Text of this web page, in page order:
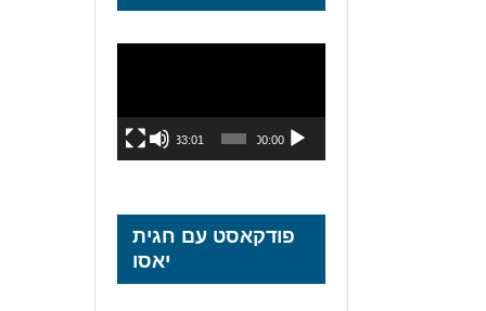
00:00
33:01
פודקאסט עם חגית
יאסו